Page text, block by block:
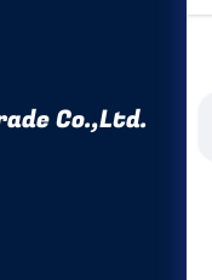
Co.,Ltd.